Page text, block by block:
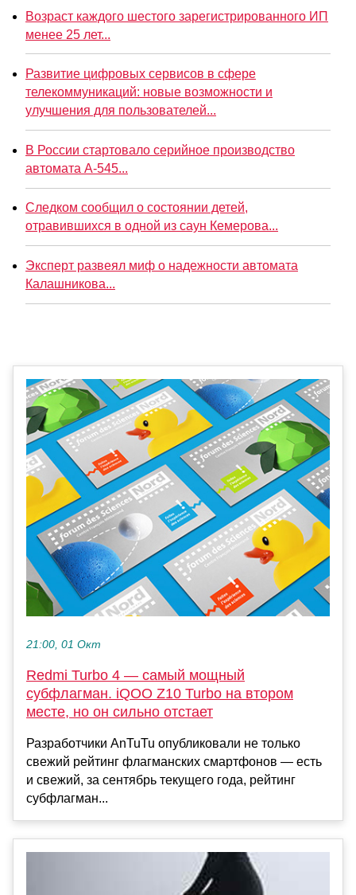
Возраст каждого шестого зарегистрированного ИП
менее 25 лет...
Развитие цифровых сервисов в сфере
телекоммуникаций: новые возможности и
улучшения для пользователей...
В России стартовало серийное производство
автомата А-545...
Следком сообщил о состоянии детей,
отравившихся в одной из саун Кемерова...
Эксперт развеял миф о надежности автомата
Калашникова...
21:00, 01 Окт
Redmi Turbo 4 — самый мощный
субфлагман. iQOO Z10 Turbo на втором
месте, но он сильно отстает
Разработчики AnTuTu опубликовали не только
свежий рейтинг флагманских смартфонов — есть
и свежий, за сентябрь текущего года, рейтинг
субфлагман...